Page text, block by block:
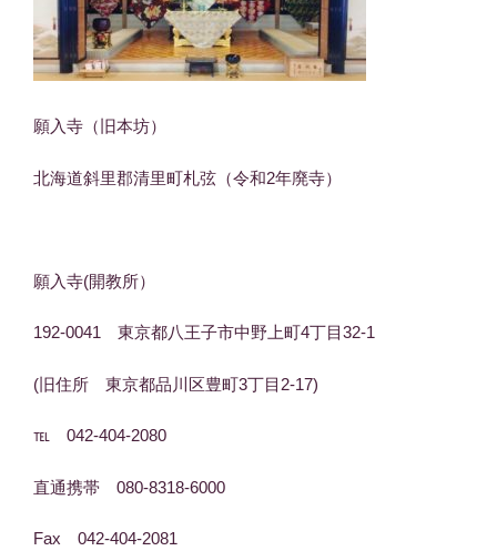
願入寺（旧本坊）
北海道斜里郡清里町札弦（令和2年廃寺）
願入寺(開教所）
192-0041 東京都八王子市中野上町4丁目32-1
(旧住所 東京都品川区豊町3丁目2-17)
℡ 042-404-2080
直通携帯 080-8318-6000
Fax 042-404-2081